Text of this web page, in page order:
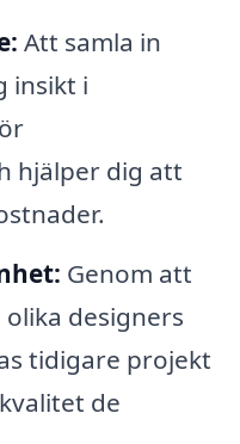
Att samla in
insikt i
hjälper dig att
Genom att
designers
tidigare projekt
de